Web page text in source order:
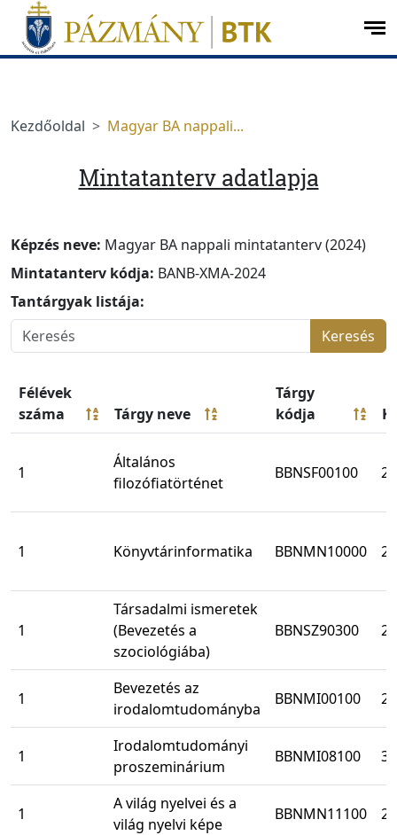
Ugrás a menüre
Ugrás a tartalomra
Kezdőoldal Magyar BA nappali...
Mintatanterv adatlapja
Képzés neve: Magyar BA nappali mintatanterv (2024)
Mintatanterv kódja: BANB-XMA-2024
Tantárgyak listája:
Keresés
Félévek
száma
Tárgy neve
Tárgy
kódja
1
Általános
filozófiatörténet
BBNSF00100 2
1 Könyvtárinformatika BBNMN10000 2
1
Társadalmi ismeretek
(Bevezetés a
szociológiába)
BBNSZ90300 2
1
Bevezetés az
irodalomtudományba
BBNMI00100 2
1
Irodalomtudományi
proszeminárium
BBNMI08100 3
1
A világ nyelvei és a
világ nyelvi képe
BBNMN11100 2